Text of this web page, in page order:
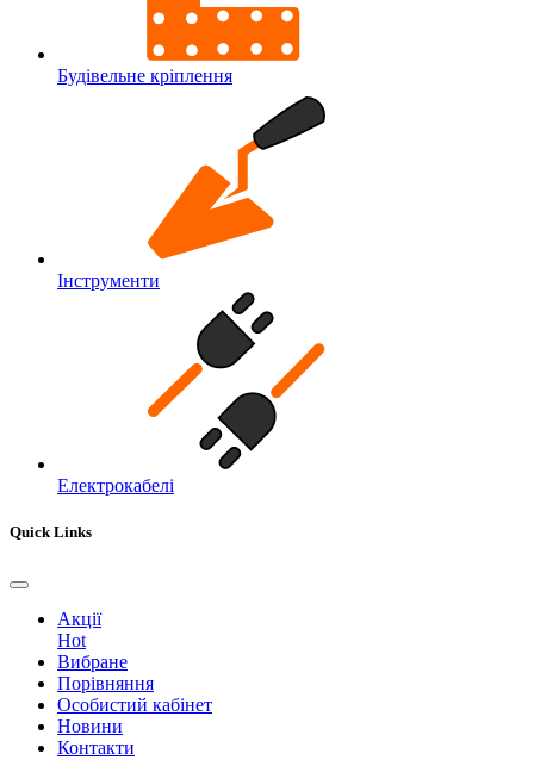
Будівельне кріплення
Інструменти
Електрокабелі
Quick Links
Акції
Hot
Вибране
Порівняння
Особистий кабінет
Новини
Контакти